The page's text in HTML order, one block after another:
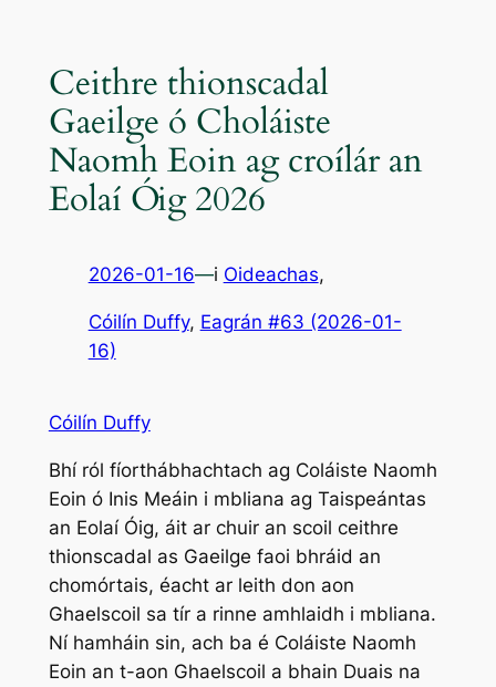
Ceithre thionscadal
Gaeilge ó Choláiste
Naomh Eoin ag croílár an
Eolaí Óig 2026
2026-01-16—i Oideachas,
Cóilín Duffy, Eagrán #63 (2026-01-
16)
Cóilín Duffy
Bhí ról fíorthábhachtach ag Coláiste Naomh
Eoin ó Inis Meáin i mbliana ag Taispeántas
an Eolaí Óig, áit ar chuir an scoil ceithre
thionscadal as Gaeilge faoi bhráid an
chomórtais, éacht ar leith don aon
Ghaelscoil sa tír a rinne amhlaidh i mbliana.
Ní hamháin sin, ach ba é Coláiste Naomh
Eoin an t-aon Ghaelscoil a bhain Duais na